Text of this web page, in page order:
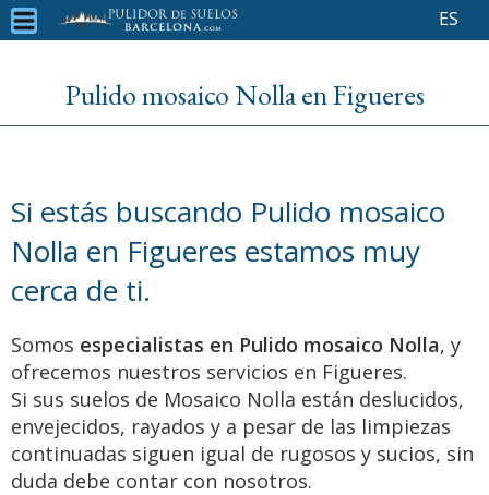
ES
Pulido mosaico Nolla en Figueres
Si estás buscando Pulido mosaico
Nolla en Figueres estamos muy
cerca de ti.
Somos especialistas en Pulido mosaico Nolla, y
ofrecemos nuestros servicios en Figueres.
Si sus suelos de Mosaico Nolla están deslucidos,
envejecidos, rayados y a pesar de las limpiezas
continuadas siguen igual de rugosos y sucios, sin
duda debe contar con nosotros.